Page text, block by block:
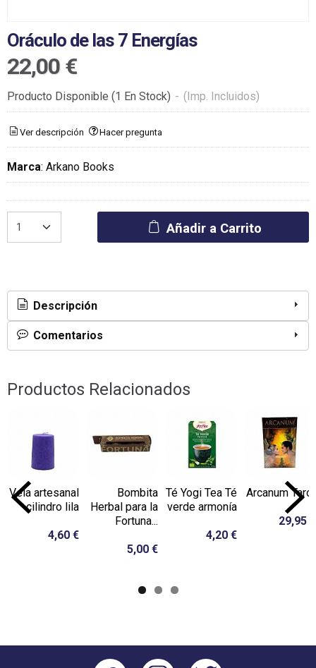
Oráculo de las 7 Energías
22,00 €
Producto Disponible (1 En Stock) - (Imp. Incluidos)
Ver descripción Hacer pregunta
Marca: Arkano Books
Añadir a Carrito
Descripción
Comentarios
Productos Relacionados
Vela artesanal
cilindro lila
4,60 €
Bombita
Herbal para la
Fortuna...
5,00 €
Té Yogi Tea Té
verde armonía
4,20 €
Arcanum Tarot
29,95 €